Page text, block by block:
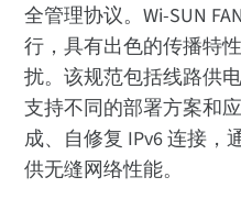
全管理协议。Wi-SUN
行，具有出色的传播特
扰。该规范包括线路供
支持不同的部署方案和
成、自修复 IPv6 连接，
供无缝网络性能。